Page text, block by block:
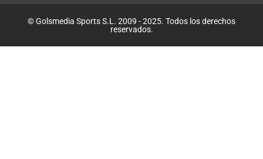
© Golsmedia Sports S.L. 2009 - 2025. Todos los derechos
reservados.